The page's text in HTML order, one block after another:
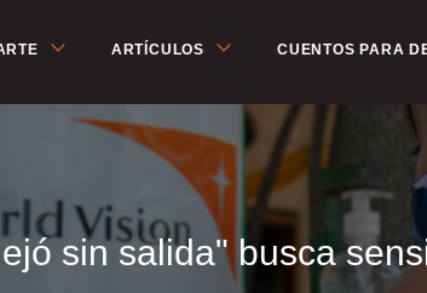
ARTÍCULOS CUENTOS PARA
sin salida" busca